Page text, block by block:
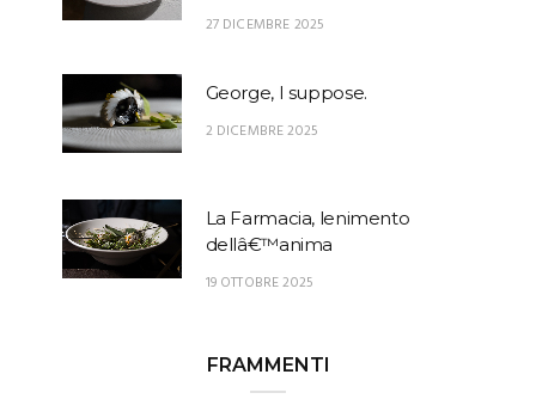
27 DICEMBRE 2025
George, I suppose.
2 DICEMBRE 2025
La Farmacia, lenimento
dellâ€™anima
19 OTTOBRE 2025
FRAMMENTI